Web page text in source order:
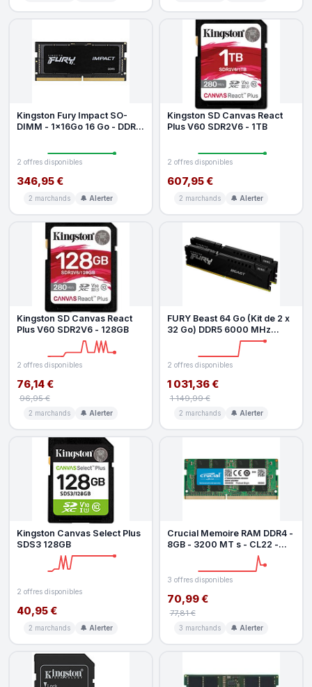
Kingston Fury Impact SO-
DIMM - 1x16Go 16 Go - DDR5
2 offres disponibles
346,95 €
2 marchands 🔔 Alerter
Kingston SD Canvas React
Plus V60 SDR2V6 - 1TB
2 offres disponibles
607,95 €
2 marchands 🔔 Alerter
Kingston SD Canvas React
Plus V60 SDR2V6 - 128GB
2 offres disponibles
76,14 €
96,95 €
2 marchands 🔔 Alerter
FURY Beast 64 Go (Kit de 2 x
32 Go) DDR5 6000 MHz
2 offres disponibles
1 031,36 €
1 149,99 €
2 marchands 🔔 Alerter
Kingston Canvas Select Plus
SDS3 128GB
2 offres disponibles
40,95 €
2 marchands 🔔 Alerter
Crucial Memoire RAM DDR4 -
8GB - 3200 MT s - CL22 -
3 offres disponibles
70,99 €
77,81 €
3 marchands 🔔 Alerter